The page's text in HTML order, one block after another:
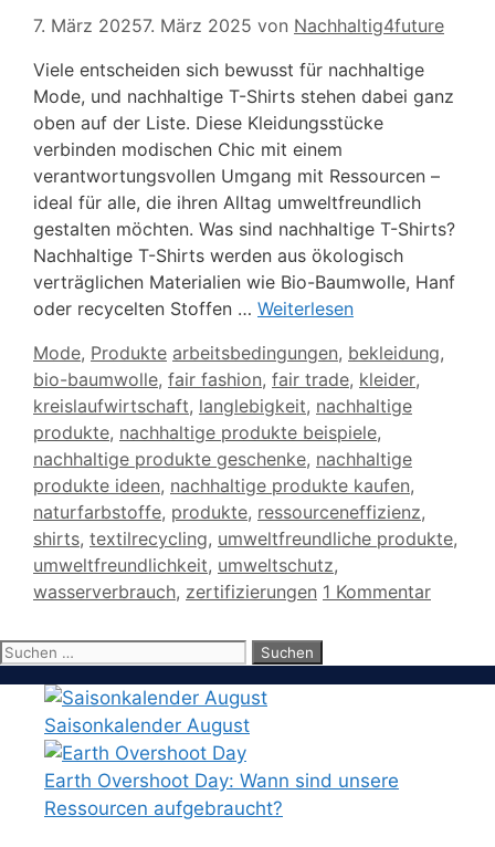
7. März 20257. März 2025 von Nachhaltig4future
Viele entscheiden sich bewusst für nachhaltige
Mode, und nachhaltige T-Shirts stehen dabei ganz
oben auf der Liste. Diese Kleidungsstücke
verbinden modischen Chic mit einem
verantwortungsvollen Umgang mit Ressourcen –
ideal für alle, die ihren Alltag umweltfreundlich
gestalten möchten. Was sind nachhaltige T-Shirts?
Nachhaltige T-Shirts werden aus ökologisch
verträglichen Materialien wie Bio-Baumwolle, Hanf
oder recycelten Stoffen … Weiterlesen
Kategorien
Mode, Produkte Schlagwörter
arbeitsbedingungen, bekleidung,
bio-baumwolle, fair fashion, fair trade, kleider,
kreislaufwirtschaft, langlebigkeit, nachhaltige
produkte, nachhaltige produkte beispiele,
nachhaltige produkte geschenke, nachhaltige
produkte ideen, nachhaltige produkte kaufen,
naturfarbstoffe, produkte, ressourceneffizienz,
shirts, textilrecycling, umweltfreundliche produkte,
umweltfreundlichkeit, umweltschutz,
wasserverbrauch, zertifizierungen 1 Kommentar
Suchen
Saisonkalender August
Earth Overshoot Day: Wann sind unsere
Ressourcen aufgebraucht?